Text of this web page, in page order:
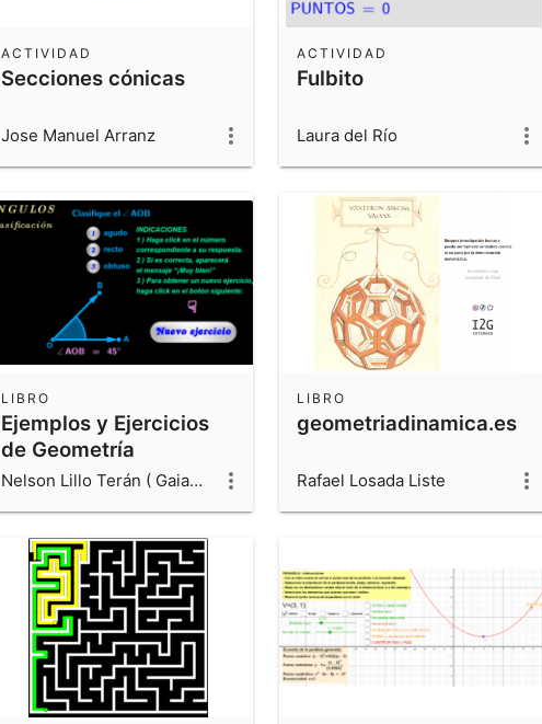
Secciones cónicas
ACTIVIDAD
Jose Manuel Arranz
Fulbito
ACTIVIDAD
Laura del Río
Ejemplos y Ejercicios
de Geometría
LIBRO
Nelson Lillo Terán ( Gaiano Andino )
geometriadinamica.es
LIBRO
Rafael Losada Liste